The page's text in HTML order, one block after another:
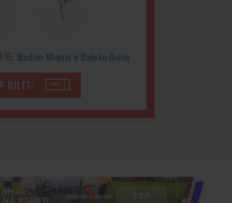
Stadion Miejski w Bielsku-Białej
BILET: